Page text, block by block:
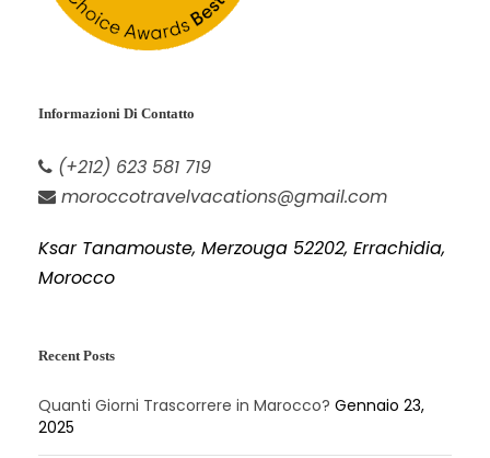
Informazioni Di Contatto
(+212) 623 581 719
moroccotravelvacations@gmail.com
Ksar Tanamouste, Merzouga 52202, Errachidia,
Morocco
Recent Posts
Quanti Giorni Trascorrere in Marocco? Gennaio 23,
2025